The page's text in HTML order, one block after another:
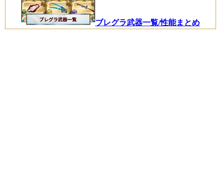
ブレグラ武器一覧/性能まとめ